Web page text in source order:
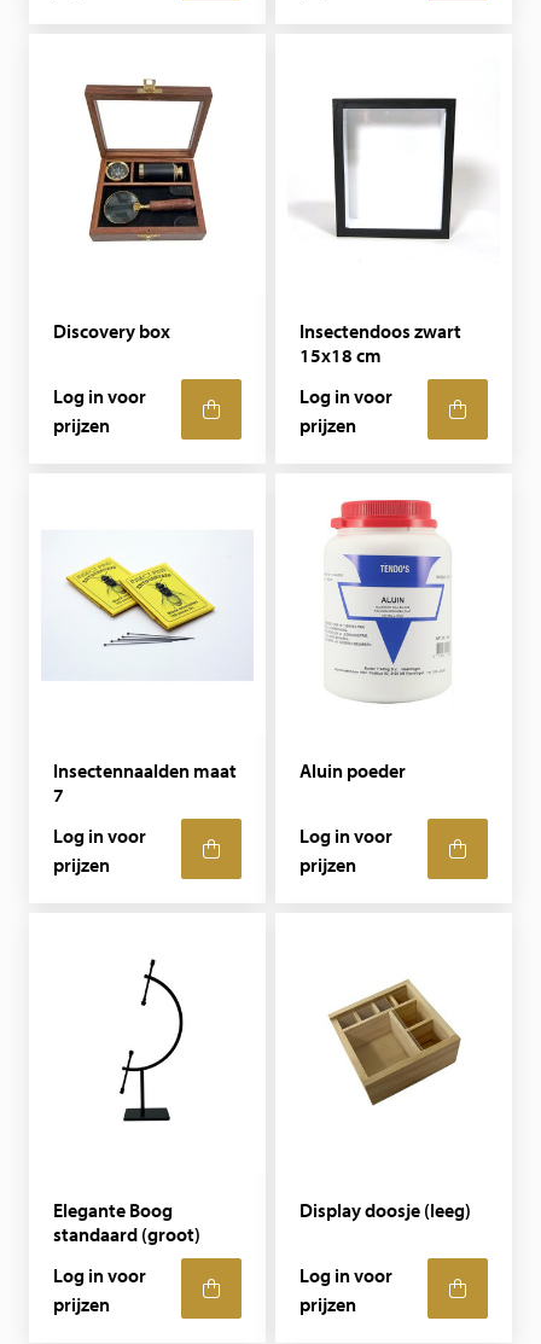
Discovery box
Log in voor
prijzen
Insectendoos zwart
15x18 cm
Log in voor
prijzen
Insectennaalden maat
7
Log in voor
prijzen
Aluin poeder
Log in voor
prijzen
Elegante Boog
standaard (groot)
Log in voor
prijzen
Display doosje (leeg)
Log in voor
prijzen